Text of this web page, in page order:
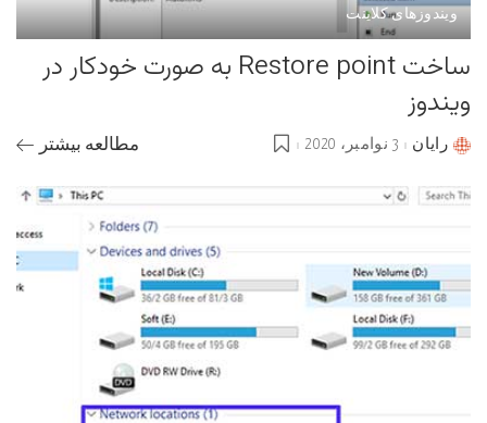
ویندوزهای کلاینت
ساخت Restore point به صورت خودکار در
ویندوز
Postedرایان 3 نوامبر، 2020 مطالعه بیشتر